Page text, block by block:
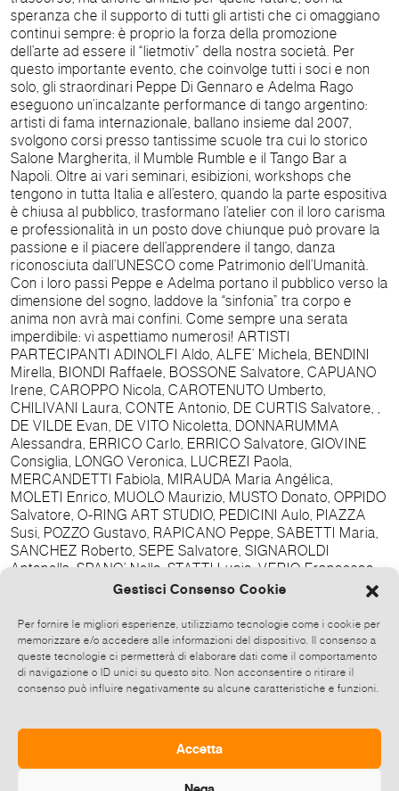
Gestisci Consenso Cookie
Per fornire le migliori esperienze, utilizziamo tecnologie come i cookie per
memorizzare e/o accedere alle informazioni del dispositivo. Il consenso a
queste tecnologie ci permetterà di elaborare dati come il comportamento
di navigazione o ID unici su questo sito. Non acconsentire o ritirare il
consenso può influire negativamente su alcune caratteristiche e funzioni.
Accetta
speranza che il supporto di tutti gli artisti che ci omaggiano
continui sempre: è proprio la forza della promozione
dell’arte ad essere il “lietmotiv” della nostra società. Per
questo importante evento, che coinvolge tutti i soci e non
solo, gli straordinari Peppe Di Gennaro e Adelma Rago
eseguono un’incalzante performance di tango argentino:
artisti di fama internazionale, ballano insieme dal 2007,
svolgono corsi presso tantissime scuole tra cui lo storico
Salone Margherita, il Mumble Rumble e il Tango Bar a
Napoli. Oltre ai vari seminari, esibizioni, workshops che
tengono in tutta Italia e all’estero, quando la parte espositiva
è chiusa al pubblico, trasformano l’atelier con il loro carisma
e professionalità in un posto dove chiunque può provare la
passione e il piacere dell’apprendere il tango, danza
riconosciuta dall’UNESCO come Patrimonio dell’Umanità.
Con i loro passi Peppe e Adelma portano il pubblico verso la
dimensione del sogno, laddove la “sinfonia” tra corpo e
anima non avrà mai confini. Come sempre una serata
imperdibile: vi aspettiamo numerosi! ARTISTI
PARTECIPANTI ADINOLFI Aldo, ALFE’ Michela, BENDINI
Mirella, BIONDI Raffaele, BOSSONE Salvatore, CAPUANO
Irene, CAROPPO Nicola, CAROTENUTO Umberto,
CHILIVANI Laura, CONTE Antonio, DE CURTIS Salvatore, ,
DE VILDE Evan, DE VITO Nicoletta, DONNARUMMA
Alessandra, ERRICO Carlo, ERRICO Salvatore, GIOVINE
Consiglia, LONGO Veronica, LUCREZI Paola,
MERCANDETTI Fabiola, MIRAUDA Maria Angélica,
MOLETI Enrico, MUOLO Maurizio, MUSTO Donato, OPPIDO
Salvatore, O-RING ART STUDIO, PEDICINI Aulo, PIAZZA
Susi, POZZO Gustavo, RAPICANO Peppe, SABETTI Maria,
SANCHEZ Roberto, SEPE Salvatore, SIGNAROLDI
Antonella, SPANO’ Nello, STATTI Lucio, VERIO Francesco,
VIRGILIO Silvana, VITALE Pasquale. Testo di Veronica
Controsegno La mostra resterà aperta dal 17 dicembre
2016 al 28 gennaio 2017, dal martedì al sabato: 16.00 –
20.00. Chiuso Lunedì, festivi e dal 31 dicembre al 18
gennaio. INGRESSO LIBERO. Per ulteriori informazioni vi
invitiamo a seguirci sull'evento Facebook, pubblico per tutti,
http://www.facebook.com/events/220907961680379/ Info:
+39 3398735267 – controsegno@libero.it –
www.controsegno.com - FB: Atelier Controsegno